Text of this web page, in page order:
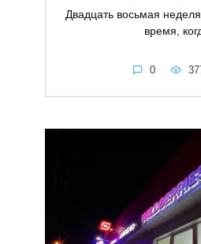
Двадцать восьмая
время,
0